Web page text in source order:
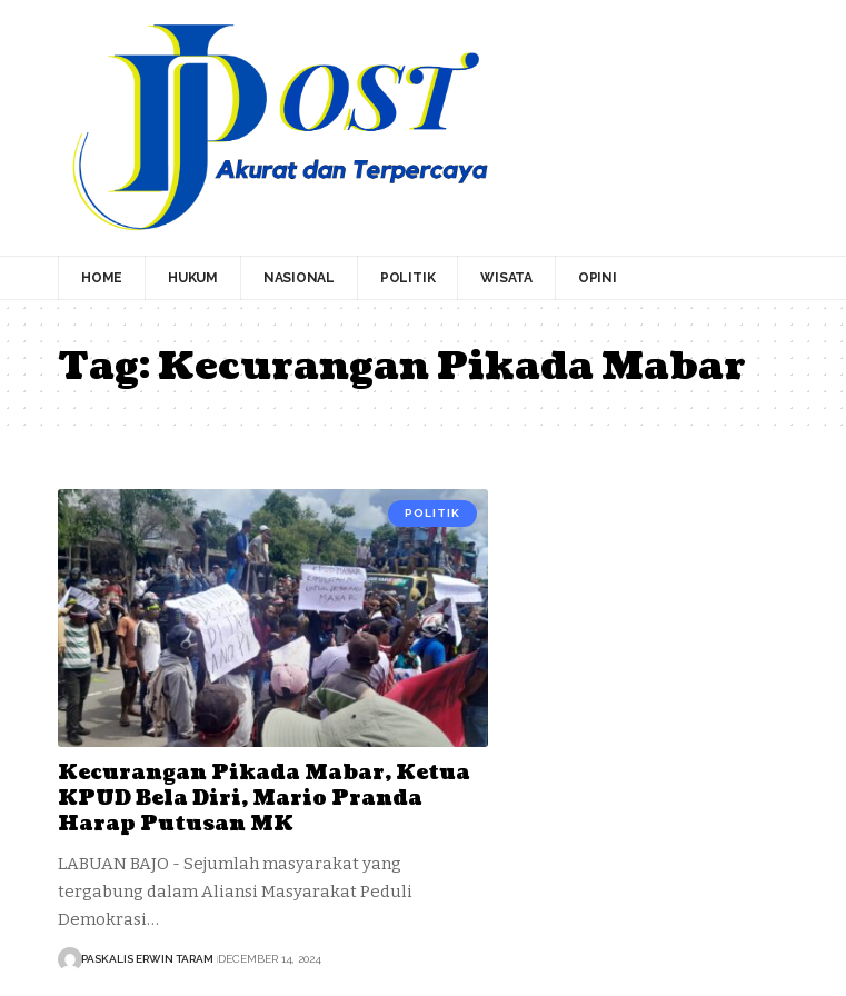
HOME HUKUM NASIONAL POLITIK WISATA OPINI
Tag:Kecurangan Pikada Mabar
POLITIK
Kecurangan Pikada Mabar, Ketua
KPUD Bela Diri, Mario Pranda
Harap Putusan MK
LABUAN BAJO - Sejumlah masyarakat yang
tergabung dalam Aliansi Masyarakat Peduli
Demokrasi…
PASKALIS ERWIN TARAM DECEMBER 14, 2024